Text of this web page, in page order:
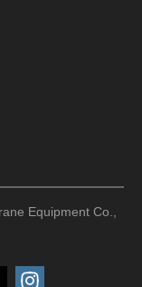
Equipment Co.,